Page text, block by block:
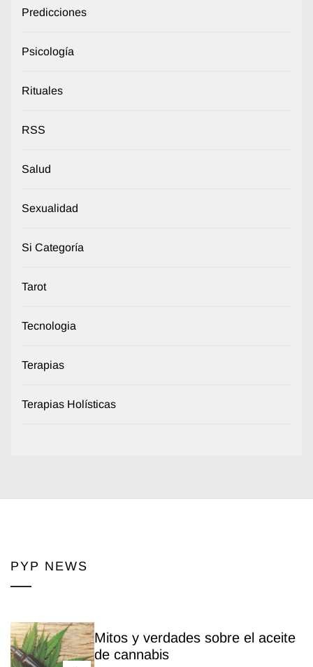
Predicciones
Psicología
Rituales
RSS
Salud
Sexualidad
Si Categoría
Tarot
Tecnologia
Terapias
Terapias Holísticas
PYP NEWS
Mitos y verdades sobre el aceite
de cannabis